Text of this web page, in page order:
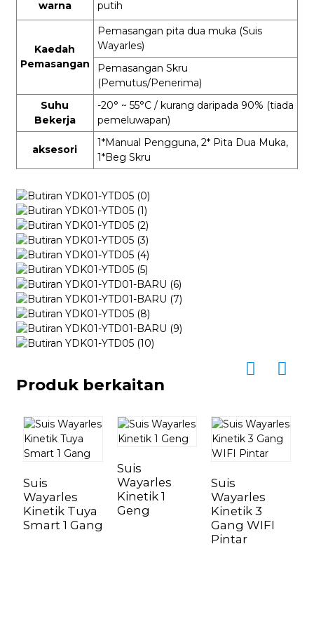
warna putih
Kaedah
Pemasangan
Pemasangan pita dua muka (Suis
Wayarles)
Pemasangan Skru
(Pemutus/Penerima)
Suhu
Bekerja
-20° ~ 55°C / kurang daripada 90% (tiada
pemeluwapan)
aksesori
1*Manual Pengguna, 2* Pita Dua Muka,
1*Beg Skru
Produk berkaitan
Suis
Wayarles
Kinetik Tuya
Smart 1 Gang
Suis
Wayarles
Kinetik 1
Geng
Suis
Wayarles
Kinetik 3
Gang WIFI
Pintar